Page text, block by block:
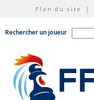
Plan du site |
Rechercher un joueur